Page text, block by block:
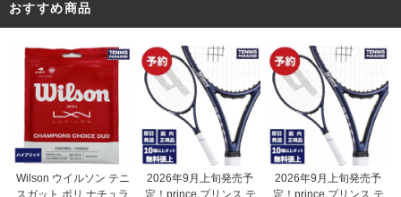
おすすめ商品
Wilson ウイルソン テニ
2026年9月上旬発売予
定！prince プリンス テ
2026年9月上旬発売予